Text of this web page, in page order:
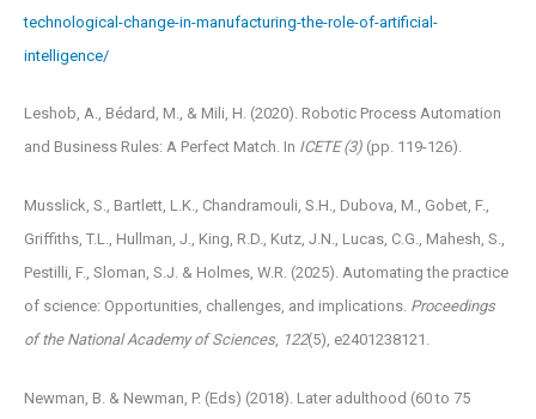
technological-change-in-manufacturing-the-role-of-artificial-
intelligence/
Leshob, A., Bédard, M., & Mili, H. (2020). Robotic Process Automation
and Business Rules: A Perfect Match. In ICETE (3) (pp. 119-126).
Musslick, S., Bartlett, L.K., Chandramouli, S.H., Dubova, M., Gobet, F.,
Griffiths, T.L., Hullman, J., King, R.D., Kutz, J.N., Lucas, C.G., Mahesh, S.,
Pestilli, F., Sloman, S.J. & Holmes, W.R. (2025). Automating the practice
of science: Opportunities, challenges, and implications. Proceedings
of the National Academy of Sciences, 122(5), e2401238121.
Newman, B. & Newman, P. (Eds) (2018). Later adulthood (60 to 75